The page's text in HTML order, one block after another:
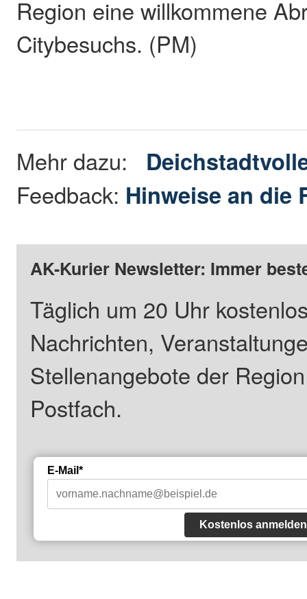
Region eine willkommene
Citybesuchs. (PM)
Mehr dazu:
Feedback: Hinweise an die
AK-Kurier Newsletter: Immer
Täglich um 20 Uhr
Nachrichten,
Stellenangebote der
Postfach.
E-Mail*
Kostenlos anmelden